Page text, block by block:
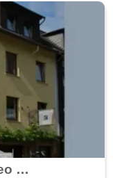
Gästezimmer im Weingut Leo Klaus